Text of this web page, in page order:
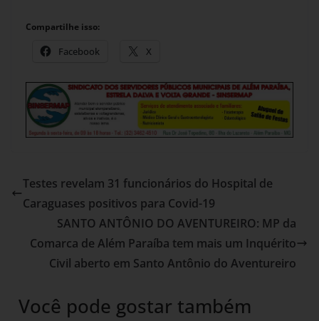
Compartilhe isso:
Facebook X
Testes revelam 31 funcionários do Hospital de
Caraguases positivos para Covid-19
SANTO ANTÔNIO DO AVENTUREIRO: MP da
Comarca de Além Paraíba tem mais um Inquérito
Civil aberto em Santo Antônio do Aventureiro
Você pode gostar também